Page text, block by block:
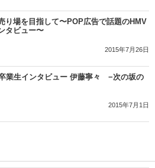
り場を目指して〜POP広告で話題のHMV
タビュー〜
2015年7月26日
業生インタビュー 伊藤寧々 −次の坂の
2015年7月1日